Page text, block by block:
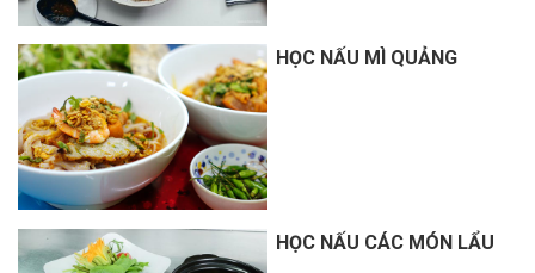
HỌC NẤU MÌ QUẢNG
HỌC NẤU CÁC MÓN LẨU